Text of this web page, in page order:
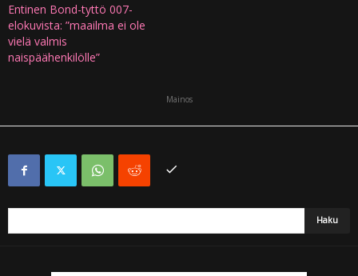
Entinen Bond-tyttö 007-
elokuvista: ”maailma ei ole
vielä valmis
naispäähenkilölle”
Mainos